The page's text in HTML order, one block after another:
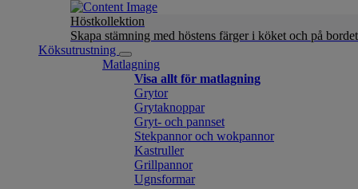
Höstkollektion
Skapa stämning med höstens färger i köket och på
Köksutrustning
Matlagning
Visa allt för matlagning
Grytor
Grytaknoppar
Gryt- och pannset
Stekpannor och wokpannor
Kastruller
Grillpannor
Ugnsformar